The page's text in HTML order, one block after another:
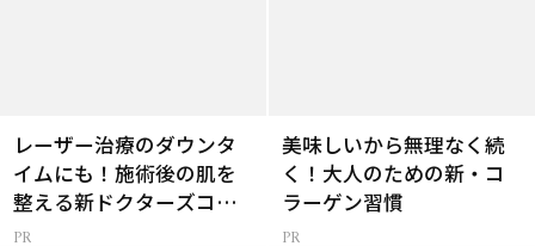
レーザー治療のダウンタ
イムにも！施術後の肌を
整える新ドクターズコス
メ
美味しいから無理なく続
く！大人のための新・コ
ラーゲン習慣